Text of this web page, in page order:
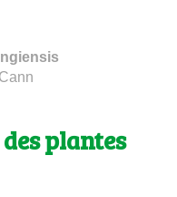
plantes